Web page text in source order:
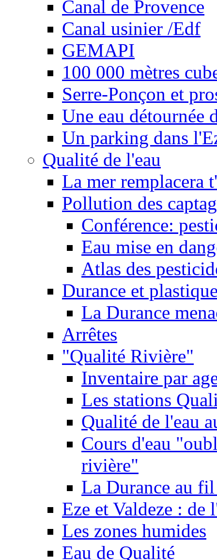
Canal de Provence
Canal usinier /Edf
GEMAPI
100 000 mètres
Serre-Ponçon et
Une eau détournée
Un parking dans
Qualité de l'eau
La mer remplacera
Pollution des
Conférence:
Eau mise en
Atlas des
Durance et
La Durance
Arrêtes
"Qualité Rivière"
Inventaire par
Les stations
Qualité de l'eau
Cours d'eau
rivière"
La Durance au
Eze et Valdeze : de
Les zones humides
Eau de Qualité